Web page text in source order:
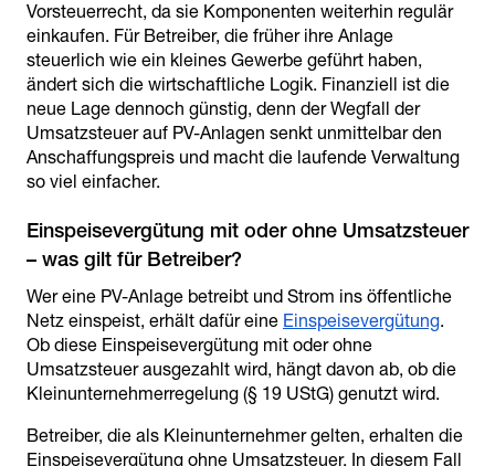
Vorsteuerrecht, da sie Komponenten weiterhin regulär
einkaufen. Für Betreiber, die früher ihre Anlage
steuerlich wie ein kleines Gewerbe geführt haben,
ändert sich die wirtschaftliche Logik. Finanziell ist die
neue Lage dennoch günstig, denn der Wegfall der
Umsatzsteuer auf PV-Anlagen senkt unmittelbar den
Anschaffungspreis und macht die laufende Verwaltung
so viel einfacher.
Einspeisevergütung mit oder ohne Umsatzsteuer
Wer eine PV-Anlage betreibt und Strom ins öffentliche
Netz einspeist, erhält dafür eine Einspeisevergütung.
Ob diese Einspeisevergütung mit oder ohne
Umsatzsteuer ausgezahlt wird, hängt davon ab, ob die
Kleinunternehmerregelung (§ 19 UStG) genutzt wird.
Betreiber, die als Kleinunternehmer gelten, erhalten die
Einspeisevergütung ohne Umsatzsteuer. In diesem Fall